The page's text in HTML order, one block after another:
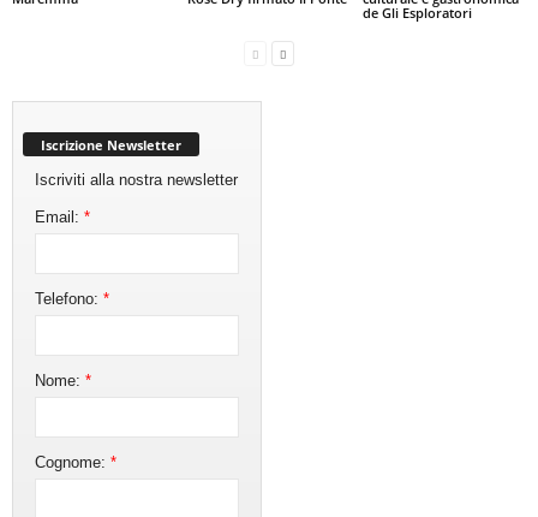
de Gli Esploratori
Iscrizione Newsletter
Iscriviti alla nostra newsletter
Email:*
Telefono:*
Nome:*
Cognome:*